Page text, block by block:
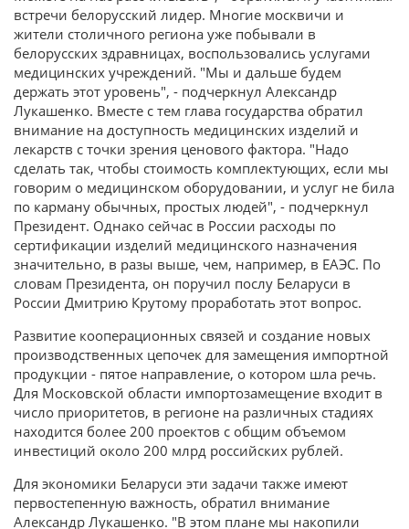
встречи белорусский лидер. Многие москвичи и
жители столичного региона уже побывали в
белорусских здравницах, воспользовались услугами
медицинских учреждений. "Мы и дальше будем
держать этот уровень", - подчеркнул Александр
Лукашенко. Вместе с тем глава государства обратил
внимание на доступность медицинских изделий и
лекарств с точки зрения ценового фактора. "Надо
сделать так, чтобы стоимость комплектующих, если мы
говорим о медицинском оборудовании, и услуг не била
по карману обычных, простых людей", - подчеркнул
Президент. Однако сейчас в России расходы по
сертификации изделий медицинского назначения
значительно, в разы выше, чем, например, в ЕАЭС. По
словам Президента, он поручил послу Беларуси в
России Дмитрию Крутому проработать этот вопрос.
Развитие кооперационных связей и создание новых
производственных цепочек для замещения импортной
продукции - пятое направление, о котором шла речь.
Для Московской области импортозамещение входит в
число приоритетов, в регионе на различных стадиях
находится более 200 проектов с общим объемом
инвестиций около 200 млрд российских рублей.
Для экономики Беларуси эти задачи также имеют
первостепенную важность, обратил внимание
Александр Лукашенко. "В этом плане мы накопили